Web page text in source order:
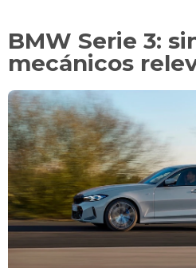
BMW Serie 3:
mecánicos